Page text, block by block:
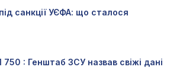
санкції УЄФА: що сталося
750 : Генштаб ЗСУ назвав свіжі дані